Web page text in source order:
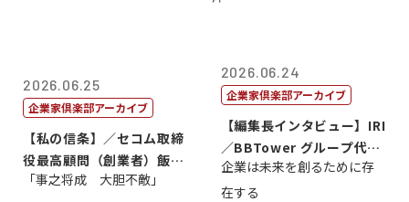
2026.06.25
企業家倶楽部アーカイブ
【私の信条】／セコム取締
役最高顧問（創業者）飯田
亮
「事之将成 大胆不敵」
2026.06.24
企業家倶楽部アーカイブ
【編集長インタビュー】IRI
／BBTower グループ代表
藤...
企業は未来を創るために存
在する